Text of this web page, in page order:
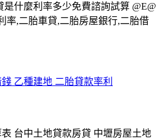
什麼利率多少免費諮詢試算 @E@
率,二胎車貸,二胎房屋銀行,二胎借
乙種建地 二胎貸款率利
台中土地貸款房貸 中壢房屋土地